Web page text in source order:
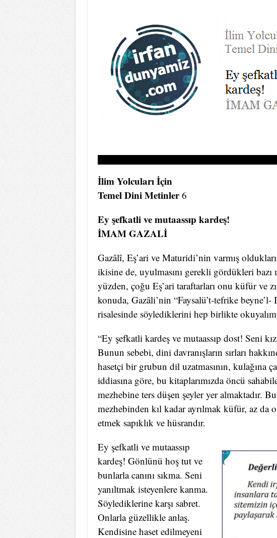
İlim Yolcuları İçin
Temel Dini Metinler6
Ey şefkatli ve mutaassıp kardeş!
İMAM GAZALİ
Gazâlî, Eş’ari ve Maturidi’nin varmış
ikisine de, uyulmasını gerekli gördükleri bazı
yüzden, çoğu Eş’ari taraftarları onu küfür ve
konuda, Gazâli’nin “Faysalü’t-tefrike beyne’l-
risalesinde söylediklerini hep birlikte
“Ey şefkatli kardeş ve mutaassıp dost! Seni
Bunun sebebi, dini davranışların sırları
hasetçi bir grubun dil uzatmasının, kulağına
iddiasına göre, bu kitaplarımızda öncü
mezhebine ters düşen şeyler yer almaktadır.
mezhebinden kıl kadar ayrılmak küfür, az da
etmek sapıklık ve hüsrandır.
Ey şefkatli ve mutaassıp
kardeş! Gönlünü hoş tut ve
bunlarla canını sıkma. Seni
yanıltmak isteyenlere kanma.
Söylediklerine karşı sabret.
Onlarla güzellikle anlaş.
Kendisine haset edilmeyeni